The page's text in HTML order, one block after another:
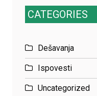
CATEGORIES
Dešavanja
Ispovesti
Uncategorized